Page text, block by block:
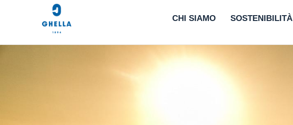
CHI SIAMO SOSTENIBILITÀ